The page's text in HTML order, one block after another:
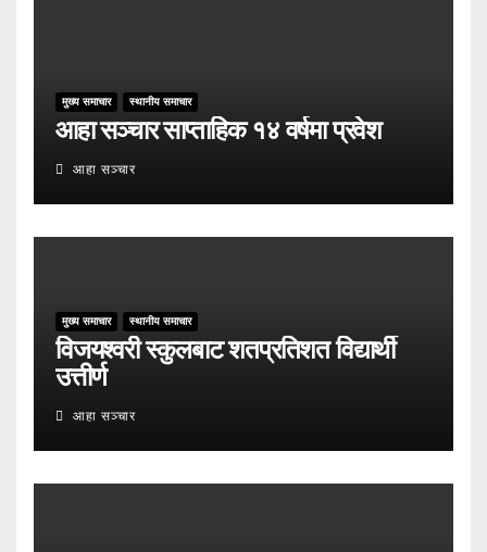
मुख्य समाचार स्थानीय समाचार
आहा सञ्चार साप्ताहिक १४ वर्षमा प्रवेश
आहा सञ्चार
मुख्य समाचार स्थानीय समाचार
विजयश्वरी स्कुलबाट शतप्रतिशत विद्यार्थी
उत्तीर्ण
आहा सञ्चार